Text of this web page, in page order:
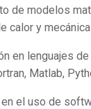
de modelos
calor y
en lenguajes de
Matlab,
el uso de